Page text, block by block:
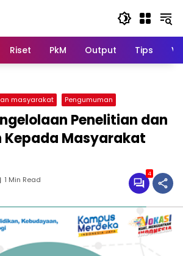
Riset PkM Output Tips
masyarakat Pengumuman
Penelitian dan
Kepada Masyarakat
1 Min Read
4